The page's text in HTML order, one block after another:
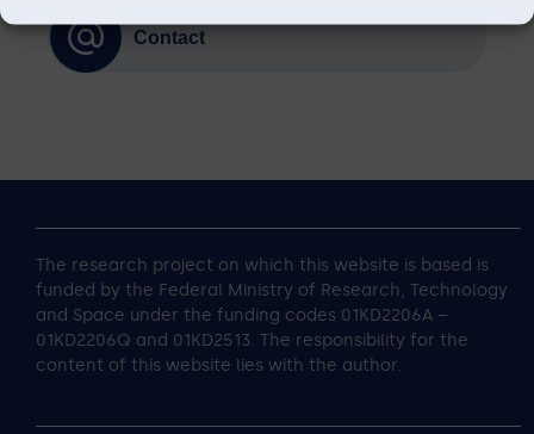
Contact
The research project on which this website is based is
funded by the Federal Ministry of Research, Technology
and Space under the funding codes 01KD2206A –
01KD2206Q and 01KD2513. The responsibility for the
content of this website lies with the author.